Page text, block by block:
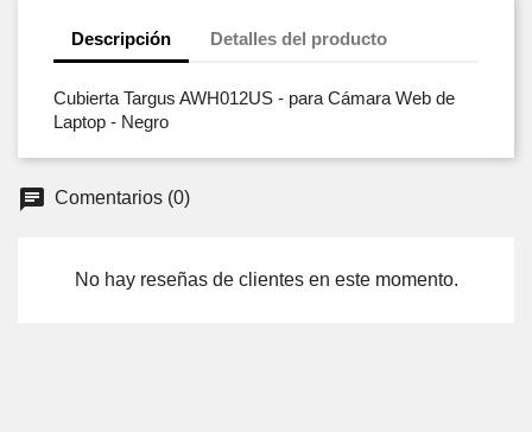
Descripción Detalles del producto
Cubierta Targus AWH012US - para Cámara Web de
Laptop - Negro
Comentarios (0)
No hay reseñas de clientes en este momento.